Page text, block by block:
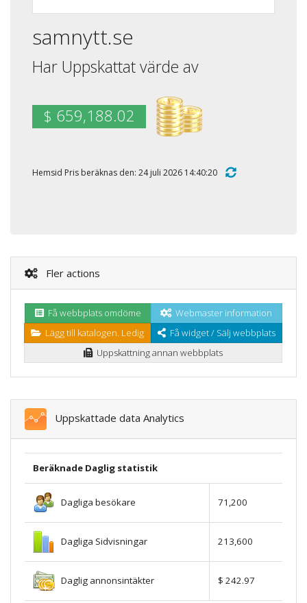
samnytt.se
Har Uppskattat värde av
$ 659,188.02
Hemsid Pris beräknas den: 24 juli 2026 14:40:20
Fler actions
Få webbplats omdöme
Webmaster information
Lägg till katalogen. Ledig
Få widget / Sälj webbplats
Uppskattning annan webbplats
Uppskattade data Analytics
Beräknade Daglig statistik
Dagliga besökare 71,200
Dagliga Sidvisningar 213,600
Daglig annonsintäkter $ 242.97